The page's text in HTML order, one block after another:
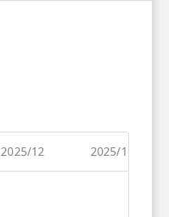
2025/12 2025/11